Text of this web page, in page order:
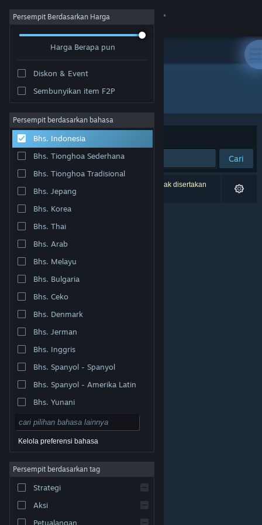
Login
Tentang
Bantuan
Ubah bahasa
Dapatkan Aplikasi Seluler Steam
Lihat situs web desktop
Undang. Semua merek dagang merupakan hak pemilik
Legal| Aksesibilitas
Pengembalian Dana
Persempit Berdasarkan Harga
Harga Berapa pun
Diskon & Event
Sembunyikan item F2P
Persempit berdasarkan bahasa
Bhs. Indonesia
Bhs. Tionghoa Sederhana
Bhs. Tionghoa Tradisional
Bhs. Jepang
Bhs. Korea
Bhs. Thai
Bhs. Arab
Bhs. Melayu
Bhs. Bulgaria
Bhs. Ceko
Bhs. Denmark
Bhs. Jerman
Bhs. Inggris
Bhs. Spanyol - Spanyol
Bhs. Spanyol - Amerika Latin
Bhs. Yunani
Kelola preferensi bahasa
Persempit berdasarkan tag
Strategi
Aksi
Petualangan
Penerbit: Chim Ruoi Games
Berdasarkan Relevansi
Cari
0 hasil cocok dengan pencarianmu. 4 produk tidak disertakan
berdasarkan preferensimu.